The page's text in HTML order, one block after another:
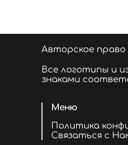
Авторское право
Все логотипы и
знаками
Меню
Политика
Связаться с